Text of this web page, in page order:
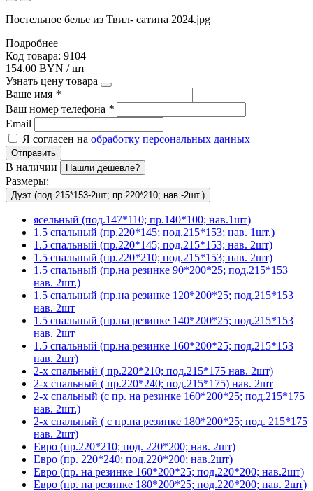
Постельное белье из Твил- сатина 2024.jpg
Подробнее
Код товара: 9104
154.00 BYN / шт
Узнать цену товара
Ваше имя *
Ваш номер телефона *
Email
Я согласен на обработку персональных данных
Отправить
В наличии Нашли дешевле?
Размеры:
Дуэт (под.215*153-2шт; пр.220*210; нав.-2шт.)
ясельный (под.147*110; пр.140*100; нав.1шт)
1.5 спальный (пр.220*145; под.215*153; нав. 1шт.)
1.5 спальный (пр.220*145; под.215*153; нав. 2шт)
1.5 спальный (пр.220*210; под.215*153; нав. 2шт)
1.5 спальный (пр.на резинке 90*200*25; под.215*153
нав. 2шт.)
1.5 спальный (пр.на резинке 120*200*25; под.215*153
нав. 2шт
1.5 спальный (пр.на резинке 140*200*25; под.215*153
нав. 2шт
1.5 спальный (пр.на резинке 160*200*25; под.215*153
нав. 2шт)
2-х спальный ( пр.220*210; под.215*175 нав. 2шт)
2-х спальный ( пр.220*240; под.215*175) нав. 2шт
2-х спальный (с пр. на резинке 160*200*25; под.215*175
нав. 2шт.)
2-х спальный ( с пр.на резинке 180*200*25; под. 215*175
нав. 2шт)
Евро (пр.220*210; под. 220*200; нав. 2шт)
Евро (пр. 220*240; под.220*200; нав.2шт)
Евро (пр. на резинке 160*200*25; под.220*200; нав.2шт)
Евро (пр. на резинке 180*200*25; под.220*200; нав. 2шт)